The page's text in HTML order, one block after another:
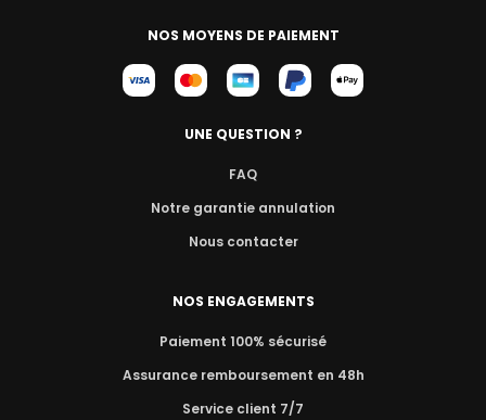
NOS MOYENS DE PAIEMENT
UNE QUESTION ?
FAQ
Notre garantie annulation
Nous contacter
NOS ENGAGEMENTS
Paiement 100% sécurisé
Assurance remboursement en 48h
Service client 7/7